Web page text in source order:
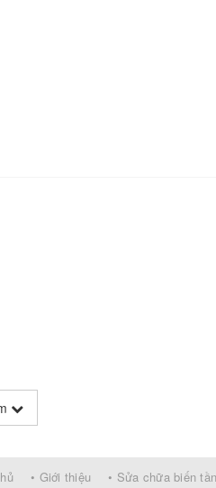
• Giới thiệu • Sửa chữa biến tần